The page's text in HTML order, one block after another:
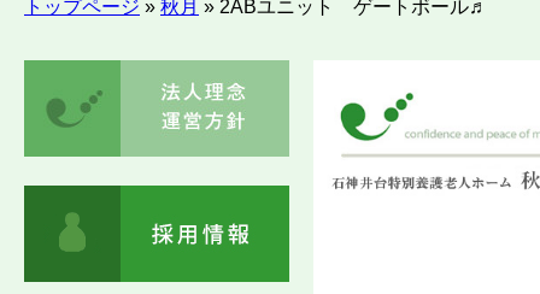
トップページ » 秋月 » 2ABユニット ゲートボール♬